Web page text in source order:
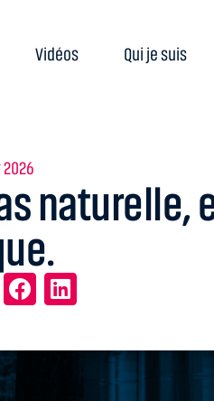
Vidéos Qui je suis
naturelle,